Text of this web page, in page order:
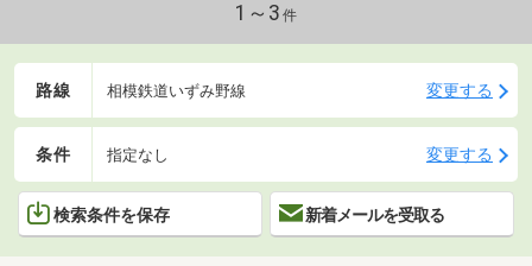
1～3 件
路線 相模鉄道いずみ野線 変更する
条件 指定なし 変更する
検索条件を保存 新着メールを受取る